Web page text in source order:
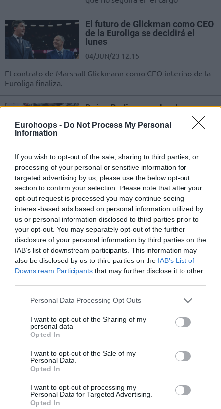
Eurohoops - Do Not Process My Personal
Information
If you wish to opt-out of the sale, sharing to third parties, or
processing of your personal or sensitive information for
targeted advertising by us, please use the below opt-out
section to confirm your selection. Please note that after your
opt-out request is processed you may continue seeing
interest-based ads based on personal information utilized by
us or personal information disclosed to third parties prior to
your opt-out. You may separately opt-out of the further
disclosure of your personal information by third parties on the
IAB’s list of downstream participants. This information may
also be disclosed by us to third parties on the IAB’s List of
Downstream Participants that may further disclose it to other
Please note that this website/app uses one or more Google
not limited to your visit or usage behaviour. You may click to
grant or deny consent to Google and its third-party tags to
use your data for below specified purposes in below Google
consent section.
Personal Data Processing Opt Outs
I want to opt-out of the Sharing of my
personal data.
Opted In
I want to opt-out of the Sale of my
Personal Data.
Opted In
I want to opt-out of processing my
Personal Data for Targeted Advertising.
Opted In
El futuro de Glickman como CEO
de la Euroliga se decidirá el
lunes
04/JUN/23 12:15
El contrato de Marshall Glickmann como CEO interino de la
Euroliga finaliza.
Dejan Bodiroga, sobre las
Madrid: “Me sorprendieron”
Eurohoops se reunió en Kaunas con el presidente de la
Euroliga, Dejan Bodiroga, y con Marshall Glikman, y
hablaron...
Marshall Glickman: “Los
jugadores lo son todo para mí”
31/MAR/23 13:05
El CEO de la Euroliga dejó claro que
uno de sus principales objetivos es
mejorar la economía de la...
Marshall Glickman: “La próxima
de Dubái en la Euroliga”
14/MAR/23 16:52
El CEO de la Euroliga abrió la puerta a Londres y París.
Campazzo contactó con el CEO
24/ENE/23 14:50